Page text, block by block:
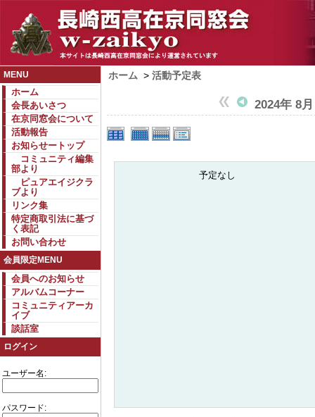
MENU
ホーム
会長あいさつ
在京同窓会について
活動報告
お知らせートップ
コミュニティ編集
部より
ピュアエイジクラ
ブより
リンク集
特定商取引法に基づ
く表記
お問い合わせ
会員限定MENU
会員へのお知らせ
アルバムコーナー
コミュニティアーカ
イブ
談話室
ログイン
ユーザー名:
パスワード:
ホーム > 活動予定表
2024年 8
予定なし